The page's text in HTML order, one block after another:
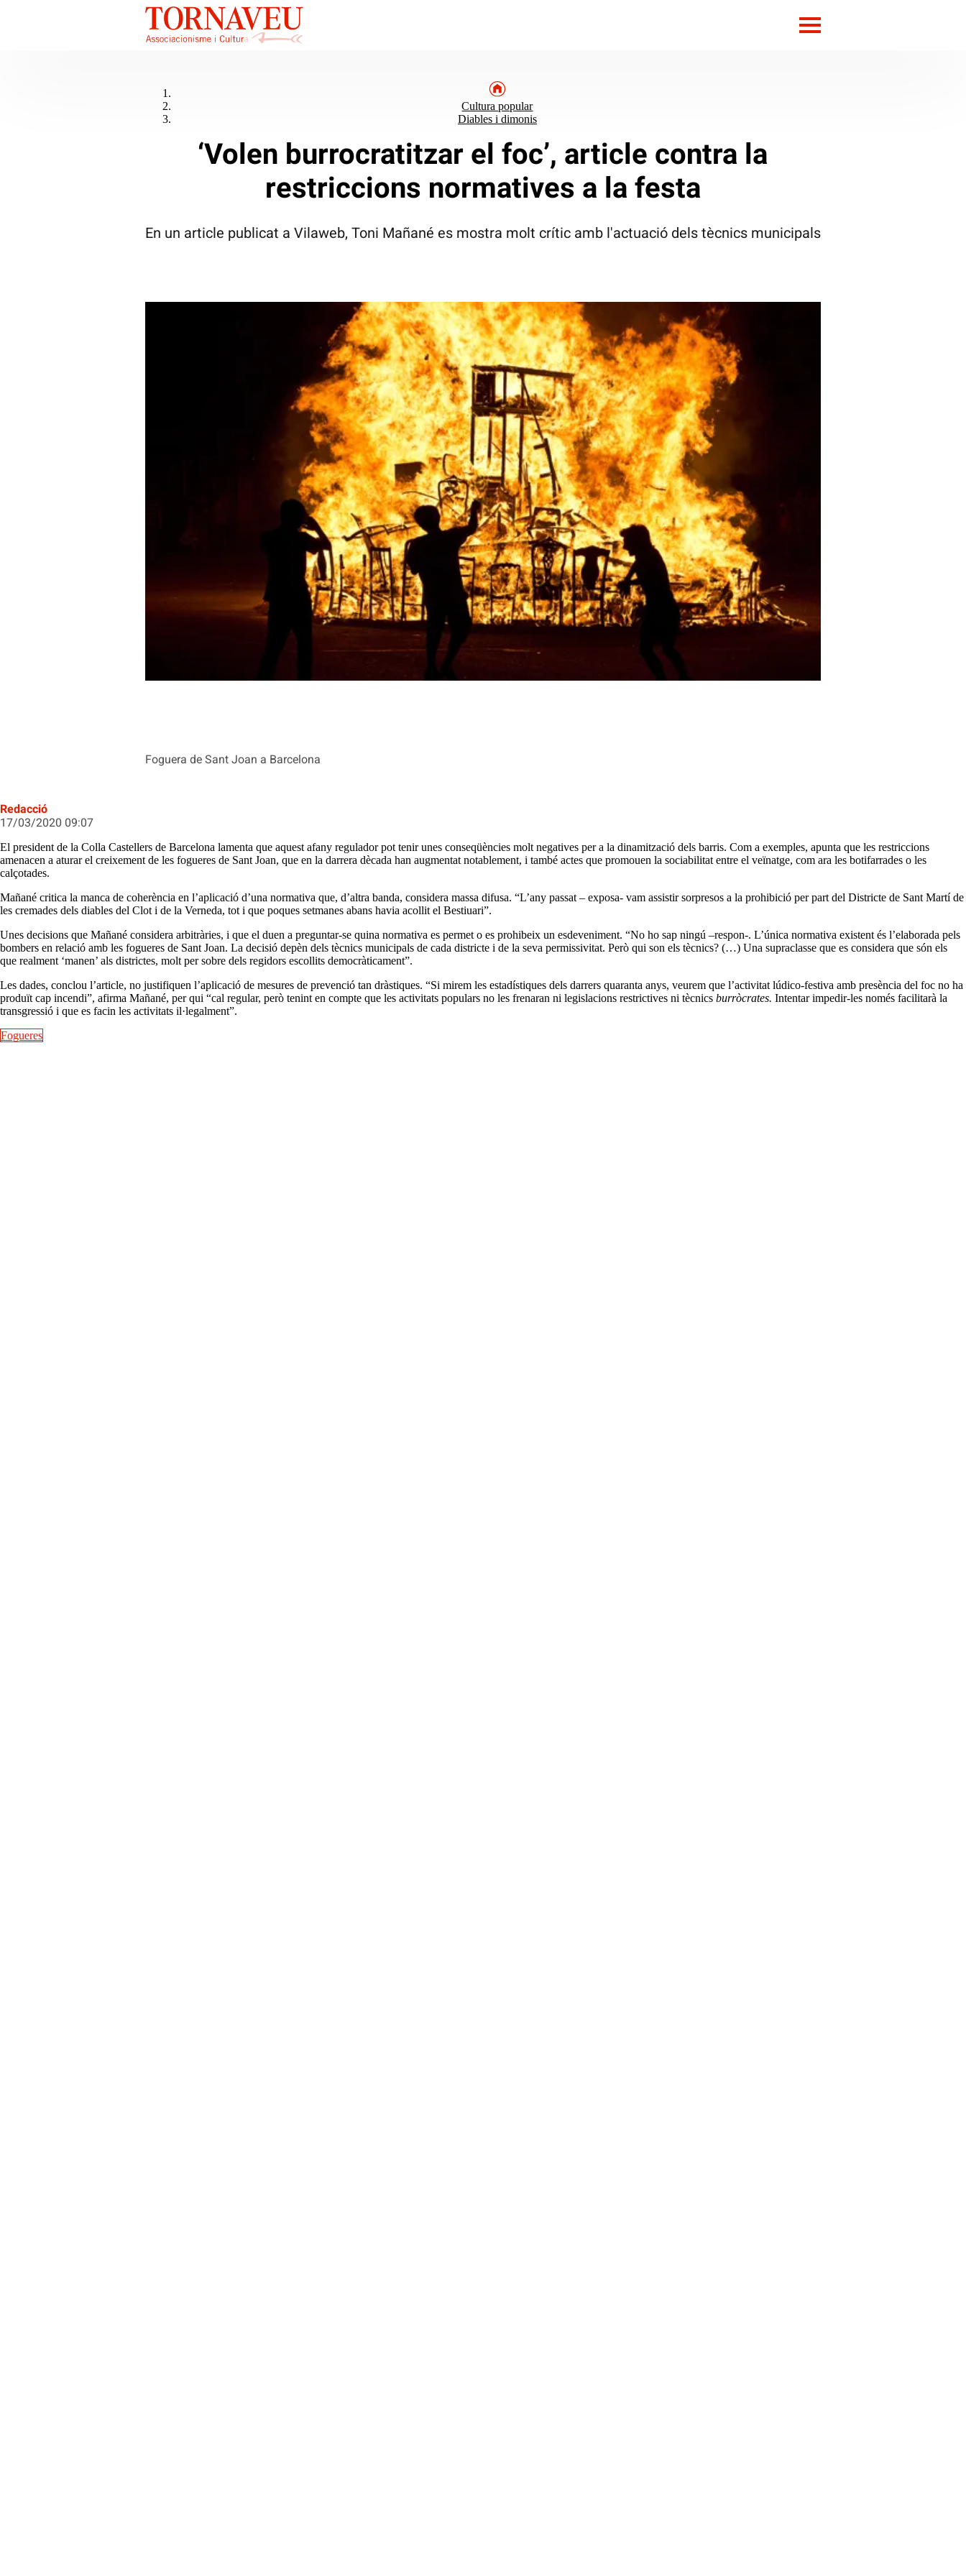
Foguera de Sant Joan a Barcelona
Cultura popular
Diables i dimonis
‘Volen burrocratitzar el foc’, article contra la
restriccions normatives a la festa
En un article publicat a Vilaweb, Toni Mañané es mostra molt crític amb l'actuació dels tècnics municipals
Redacció
17/03/2020 09:07
El president de la Colla Castellers de Barcelona lamenta que aquest afany regulador pot tenir unes conseqüències molt negatives per a la dinamització dels barris. Com a exemples, apunta que les restriccions
amenacen a aturar el creixement de les fogueres de Sant Joan, que en la darrera dècada han augmentat notablement, i també actes que promouen la sociabilitat entre el veïnatge, com ara les botifarrades o les
calçotades.
Mañané critica la manca de coherència en l’aplicació d’una normativa que, d’altra banda, considera massa difusa. “L’any passat – exposa- vam assistir sorpresos a la prohibició per part del Districte de Sant Martí de
les cremades dels diables del Clot i de la Verneda, tot i que poques setmanes abans havia acollit el Bestiuari”.
Unes decisions que Mañané considera arbitràries, i que el duen a preguntar-se quina normativa es permet o es prohibeix un esdeveniment. “No ho sap ningú –respon-. L’única normativa existent és l’elaborada pels
bombers en relació amb les fogueres de Sant Joan. La decisió depèn dels tècnics municipals de cada districte i de la seva permissivitat. Però qui son els tècnics? (…) Una supraclasse que es considera que són els
que realment ‘manen’ als districtes, molt per sobre dels regidors escollits democràticament”.
Les dades, conclou l’article, no justifiquen l’aplicació de mesures de prevenció tan dràstiques. “Si mirem les estadístiques dels darrers quaranta anys, veurem que l’activitat lúdico-festiva amb presència del foc no ha
produït cap incendi”, afirma Mañané, per qui “cal regular, però tenint en compte que les activitats populars no les frenaran ni legislacions restrictives ni tècnics burròcrates. Intentar impedir-les només facilitarà la
transgressió i que es facin les activitats il·legalment”.
Fogueres